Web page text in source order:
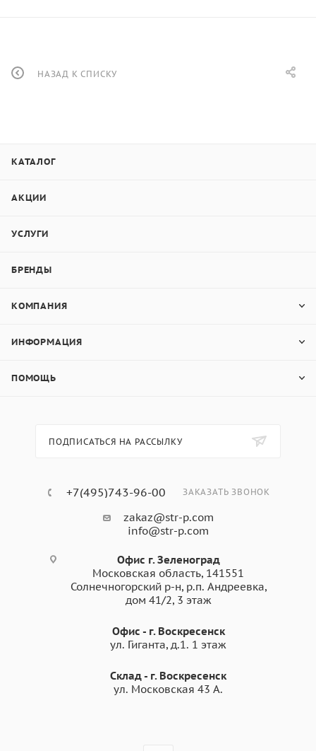
НАЗАД К СПИСКУ
КАТАЛОГ
АКЦИИ
УСЛУГИ
БРЕНДЫ
КОМПАНИЯ
ИНФОРМАЦИЯ
ПОМОЩЬ
ПОДПИСАТЬСЯ НА РАССЫЛКУ
+7(495)743-96-00 ЗАКАЗАТЬ ЗВОНОК
zakaz@str-p.com
info@str-p.com
Офис г. Зеленоград
Московская область, 141551
Солнечногорский р-н, р.п. Андреевка,
дом 41/2, 3 этаж
Офис - г. Воскресенск
ул. Гиганта, д.1. 1 этаж
Склад - г. Воскресенск
ул. Московская 43 А.